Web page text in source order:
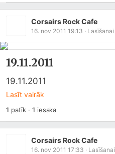
Corsairs Rock Cafe
16. nov 2011 19:13 · Lasīšanai
19.11.2011
19.11.2011
Lasīt vairāk
1 patīk ·1 iesaka
Corsairs Rock Cafe
16. nov 2011 17:33 · Lasīšanai